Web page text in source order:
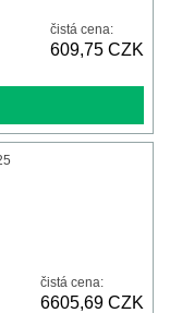
čistá cena:
609,75 CZK
čistá cena:
6605,69 CZK